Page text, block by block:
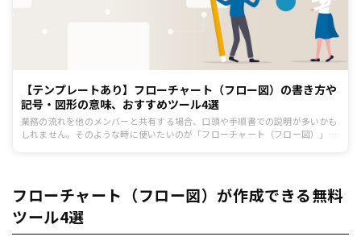
【テンプレートあり】フローチャート（フロー図）の書き方や
記号・図形の意味、おすすめツール4選
業務の流れを他のメンバーと共有する場合、口頭や手順書での説明が多いかも
しれません。そのような時に使いたいのが「フローチャート（フロー図）」で
フローチャート（フロー図）が作成できる無料
ツール4選